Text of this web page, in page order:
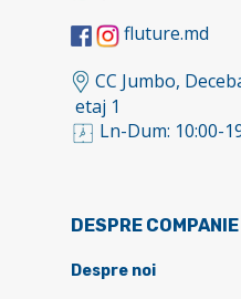
fluture.md
CC Jumbo,
etaj 1
Ln-Dum: 10:00-
DESPRE COMPANIE
Despre noi